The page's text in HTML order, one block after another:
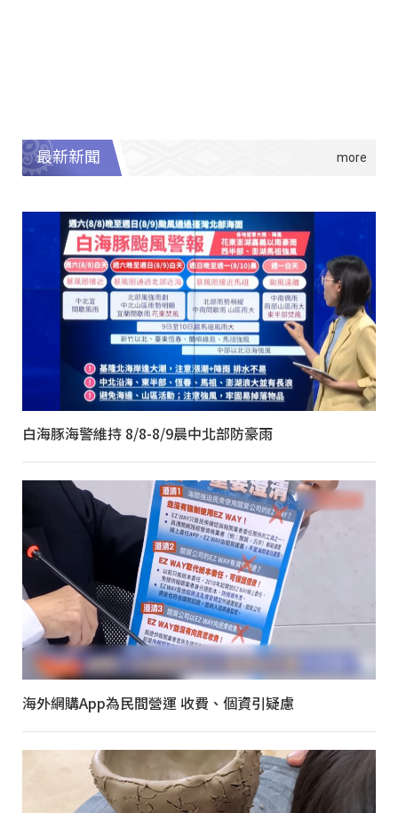
最新新聞
白海豚海警維持 8/8-8/9晨中北部防豪雨
海外網購App為民間營運 收費、個資引疑慮